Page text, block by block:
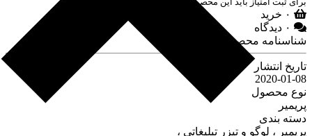
۰ خرید
۰ دیدگاه
شناسنامه محصول :
تاریخ انتشار
2020-01-08
نوع محصول
پریمیر
دسته بندی
پریمیر ، لوگو و تیزر تبلیغاتی ،